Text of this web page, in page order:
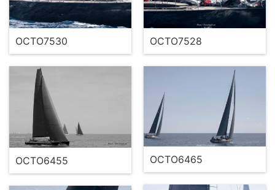
OCTO7530 OCTO7528
OCTO6455 OCTO6465